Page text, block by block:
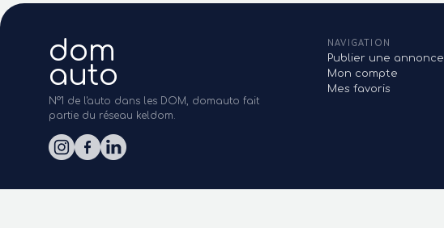
dom
auto
N°1 de l'auto dans les DOM, domauto fait
partie du réseau keldom.
NAVIGATION
Publier une annonce
Mon compte
Mes favoris